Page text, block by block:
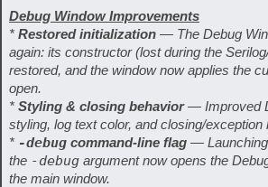
Debug Window Improvements
* Restored initialization — The Debug
again: its constructor (lost during the
restored, and the window now applies the
open.
* Styling & closing behavior— Improved
styling, log text color, and closing/exception
* -debug command-line flag —
the -debug argument now opens the
the main window.